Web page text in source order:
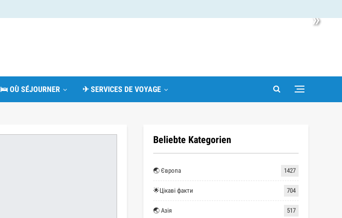
»
🛌 OÙ SÉJOURNER ✈ SERVICES DE VOYAGE
Beliebte Kategorien
🌏 Європа 1427
🌟Цікаві факти 704
🌏 Азія 517